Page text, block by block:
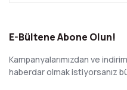
E-Bültene Abone Olun!
Kampanyalarımızdan ve
haberdar olmak istiyorsanız